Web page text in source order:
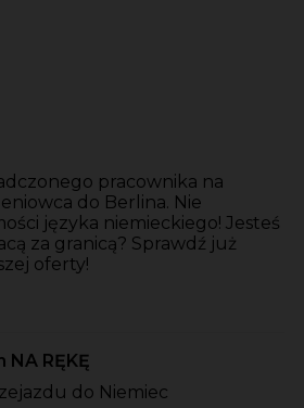
pracownika na
do Berlina. Nie
języka niemieckiego! Jesteś
za granicą? Sprawdź już
oferty!
NA RĘKĘ
do Niemiec